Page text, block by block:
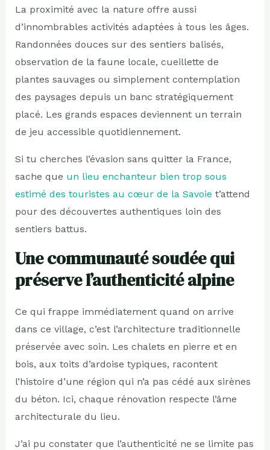
La proximité avec la nature offre aussi
d’innombrables activités adaptées à tous les âges.
Randonnées douces sur des sentiers balisés,
observation de la faune locale, cueillette de
plantes sauvages ou simplement contemplation
des paysages depuis un banc stratégiquement
placé. Les grands espaces deviennent un terrain
de jeu accessible quotidiennement.
Si tu cherches l’évasion sans quitter la France,
sache que un lieu enchanteur bien trop sous
estimé des touristes au cœur de la Savoie t’attend
pour des découvertes authentiques loin des
sentiers battus.
Une communauté soudée qui
préserve l’authenticité alpine
Ce qui frappe immédiatement quand on arrive
dans ce village, c’est l’architecture traditionnelle
préservée avec soin. Les chalets en pierre et en
bois, aux toits d’ardoise typiques, racontent
l’histoire d’une région qui n’a pas cédé aux sirènes
du béton. Ici, chaque rénovation respecte l’âme
architecturale du lieu.
J’ai pu constater que l’authenticité ne se limite pas